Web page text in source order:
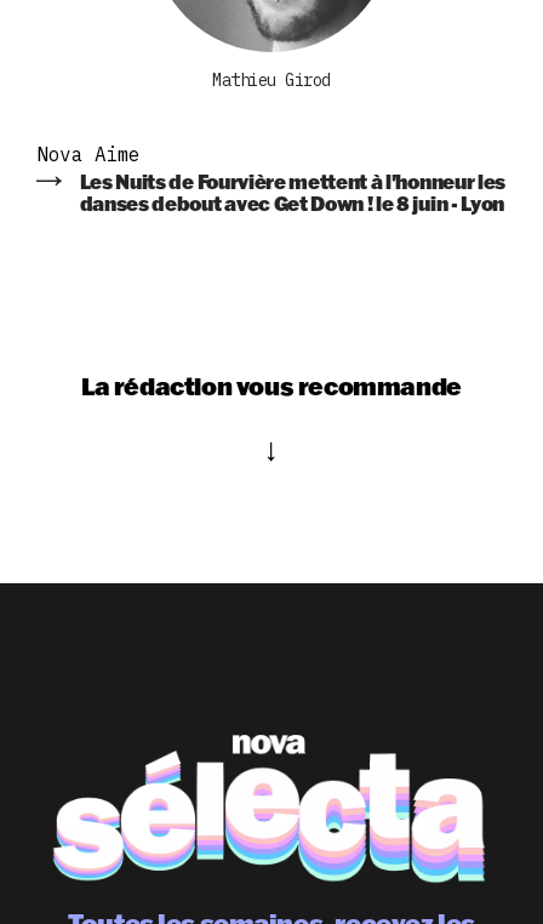
Mathieu Girod
Nova Aime
Les Nuits de Fourvière mettent à l'honneur les
danses debout avec Get Down ! le 8 juin - Lyon
La rédaction vous recommande